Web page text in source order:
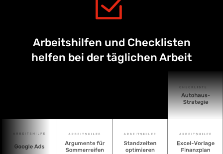
Arbeitshilfen und Checklisten
helfen bei der täglichen Arbeit